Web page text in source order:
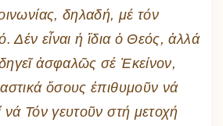
δηλαδή, μέ τόν
Δέν εἶναι ἡ ἴδια ὁ Θεός, ἀλλά
ἀσφαλῶς σέ Ἐκείνον,
ὅσους ἐπιθυμοῦν νά
νά Τόν γευτοῦν στή μετοχή